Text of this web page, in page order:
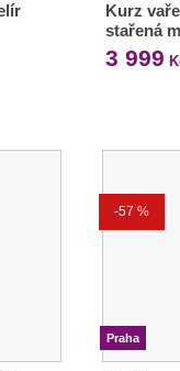
Kurz
stařená
3 999
-57 %
Praha